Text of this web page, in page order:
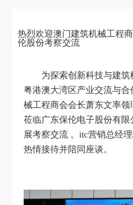
热烈欢迎澳门建筑机械工程
伦股份考察交流
为探索创新科技与建
粤港澳大湾区产业交流与
械工程商会会长萧东文率领
莅临广东保伦电子股份有
展考察交流 。itc营销总经
热情接待并陪同座谈。